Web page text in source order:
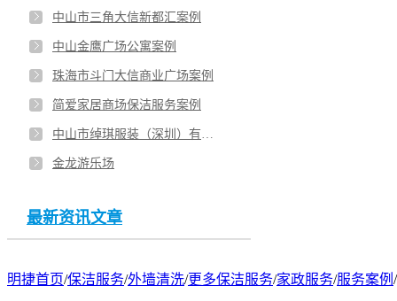
中山市三角大信新都汇案例
中山金鹰广场公寓案例
珠海市斗门大信商业广场案例
简爱家居商场保洁服务案例
中山市绰琪服装（深圳）有限公司-6IXTY 8IGHT商场店铺保洁案例
金龙游乐场
最新资讯文章
明捷首页/保洁服务/外墙清洗/更多保洁服务/家政服务/服务案例 /